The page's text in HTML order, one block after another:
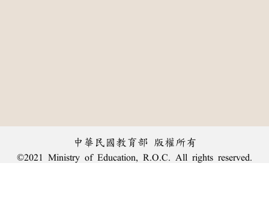
中華民國教育部 版權所有
©2021 Ministry of Education, R.O.C. All rights reserved.